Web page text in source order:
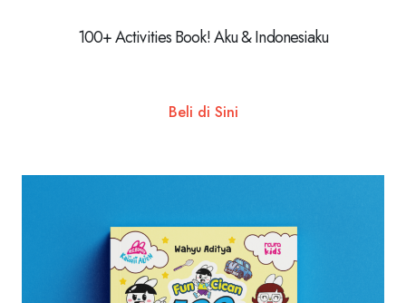
100+ Activities Book! Aku & Indonesiaku
Beli di Sini